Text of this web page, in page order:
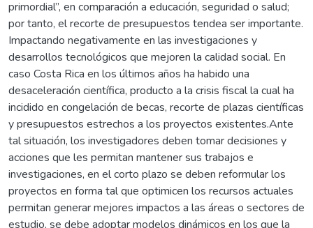
primordial”, en comparación a educación, seguridad o salud;
por tanto, el recorte de presupuestos tendea ser importante.
Impactando negativamente en las investigaciones y
desarrollos tecnológicos que mejoren la calidad social. En
caso Costa Rica en los últimos años ha habido una
desaceleración científica, producto a la crisis fiscal la cual ha
incidido en congelación de becas, recorte de plazas científicas
y presupuestos estrechos a los proyectos existentes.Ante
tal situación, los investigadores deben tomar decisiones y
acciones que les permitan mantener sus trabajos e
investigaciones, en el corto plazo se deben reformular los
proyectos en forma tal que optimicen los recursos actuales
permitan generar mejores impactos a las áreas o sectores de
estudio, se debe adoptar modelos dinámicos en los que la